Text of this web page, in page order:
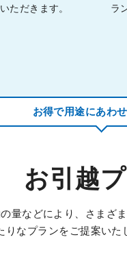
ただきます。
ラ
お得で用途にあわ
お引越
量などにより、さまざ
なプランをご提案いた